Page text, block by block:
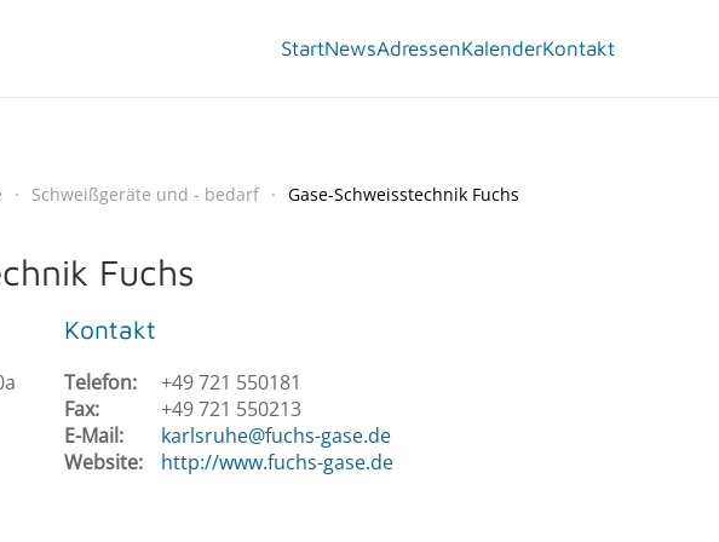
StartNewsAdressenKalenderKontakt
Schweißgeräte und - bedarf Gase-Schweisstechnik Fuchs
Fuchs
Kontakt
Telefon:
+49 721 550181
Fax:
+49 721 550213
E-Mail:
karlsruhe@fuchs-gase.de
Website:
http://www.fuchs-gase.de